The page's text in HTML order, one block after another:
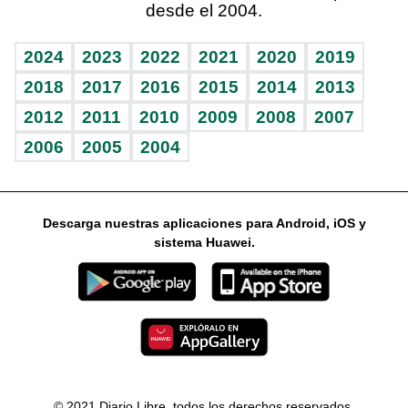
Vida y familia
Eñe
Celebrando la vida
Sin complejos
En pocas palabras
Escuchando al corazón
Economía Personal
Consulta Libre
BRV
TBT Deportivo
Más firmas
Guía del dinero
Horóscopos
desde el 2004.
2024 2023 2022 2021 2020
2019
2018
2017 2016 2015 2014
2013
2012
2011 2010 2009 2008
2007
2006
2005 2004
Descarga nuestras aplicaciones para Android, iOS y
sistema Huawei.